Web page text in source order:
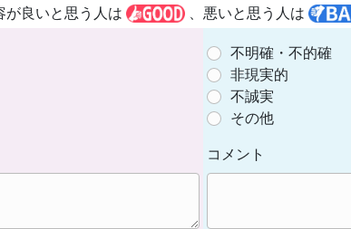
が良いと思う人は 、悪いと思う人は
不明確・不的確
非現実的
不誠実
その他
コメント